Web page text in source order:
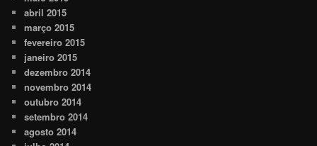
abril 2015
março 2015
fevereiro 2015
janeiro 2015
dezembro 2014
novembro 2014
outubro 2014
setembro 2014
agosto 2014